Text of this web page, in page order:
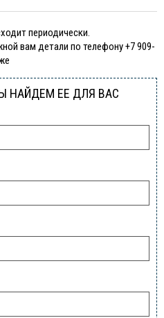
периодически.
вам детали по телефону +7 909-
НАЙДЕМ ЕЕ ДЛЯ ВАС